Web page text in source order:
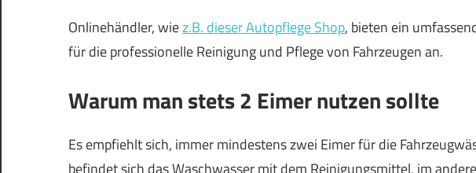
Onlinehändler, wiez.B. dieser Autopflege Shop, bieten ein
für die professionelle Reinigung und Pflege von Fahrzeugen an.
Warum man stets 2 Eimer nutzen sollte
Es empfiehlt sich, immer mindestens zwei Eimer für die
befindet sich das Waschwasser mit dem Reinigungsmittel, im